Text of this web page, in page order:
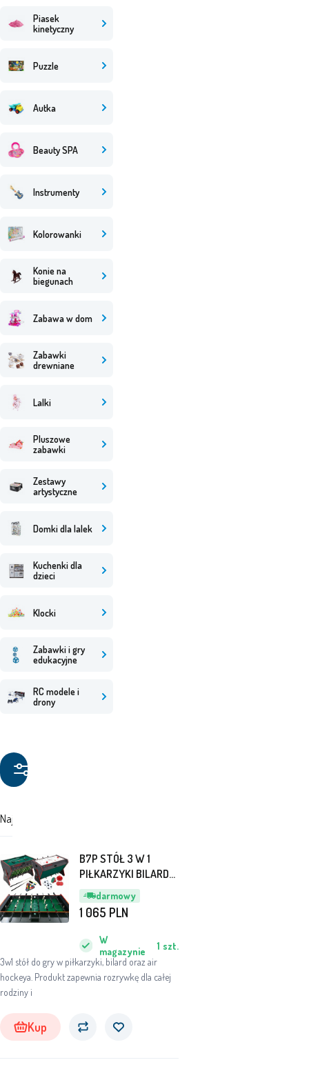
Piasek
kinetyczny
Puzzle
Autka
Beauty SPA
Instrumenty
Kolorowanki
Konie na
biegunach
Zabawa w dom
Zabawki
drewniane
Lalki
Pluszowe
zabawki
Zestawy
artystyczne
Domki dla lalek
Kuchenki dla
dzieci
Klocki
Zabawki i gry
edukacyjne
RC modele i
drony
Najdroższe
darmowy
B7P STÓŁ 3 W 1
PIŁKARZYKI BILARD
CYMBERGAJ XL
3w1 stół do gry w piłkarzyki, bilard oraz air
hockeya. Produkt zapewnia rozrywkę dla całej
rodziny i
W
magazynie
1 szt.
1 065 PLN
Kup